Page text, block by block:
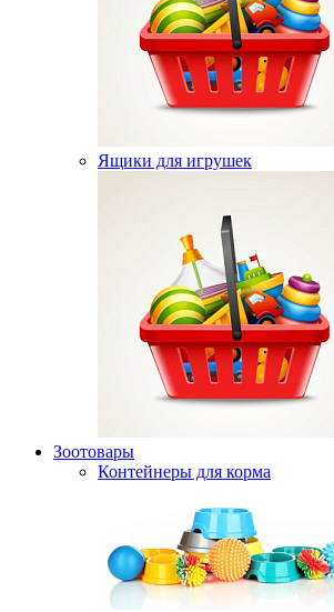
Ящики для игрушек
Зоотовары
Контейнеры для корма